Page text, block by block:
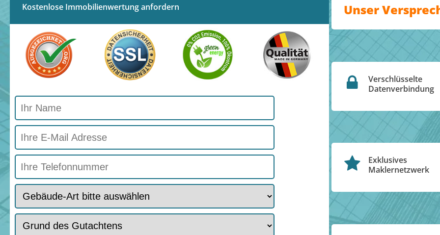
Kostenlose Immobilienwertung anfordern Unser
Verschlüsselte
Datenverbindung
Exklusives
Maklernetzwerk